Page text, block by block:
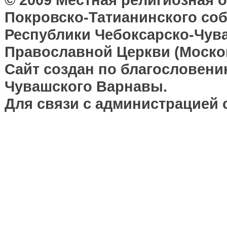
Покровско-Татианинского
Республики Чебоксарско-
Православной Церкви
Сайт создан по
Чувашского Варнавы.
Для связи с администрацией